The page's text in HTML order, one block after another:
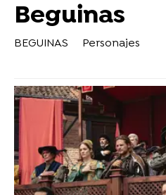
Beguinas
BEGUINAS Personajes